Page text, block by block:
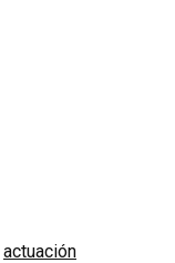
actuación